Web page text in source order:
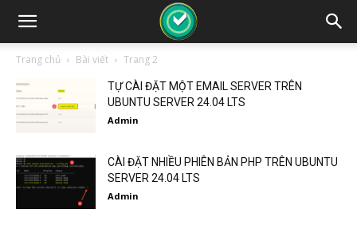
Trang chủ Bài viết Trang 2
TỰ CÀI ĐẶT MỘT EMAIL SERVER TRÊN
UBUNTU SERVER 24.04 LTS
Admin
CÀI ĐẶT NHIỀU PHIÊN BẢN PHP TRÊN UBUNTU
SERVER 24.04 LTS
Admin